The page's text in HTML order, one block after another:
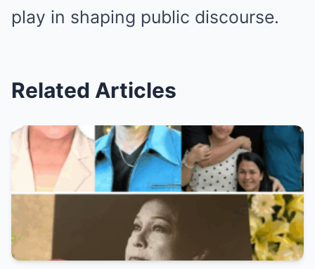
play in shaping public discourse.
Related Articles